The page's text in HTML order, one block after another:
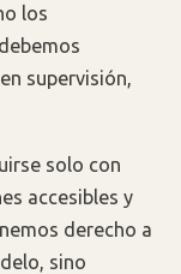
los
supervisión,
solo con
accesibles y
derecho a
sino